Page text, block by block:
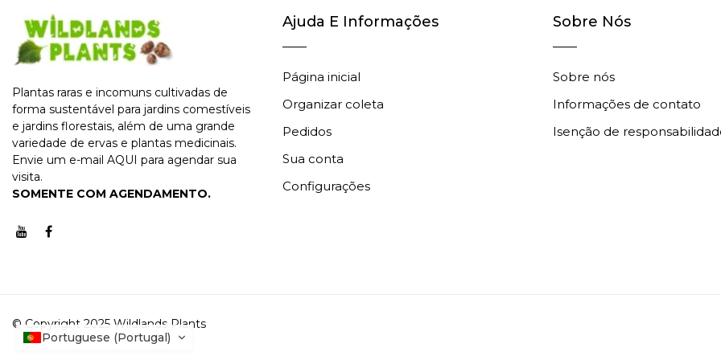
Plantas raras e incomuns cultivadas de
forma sustentável para jardins comestíveis
e jardins florestais, além de uma grande
variedade de ervas e plantas medicinais.
Envie um e-mail AQUI para agendar sua
visita.
SOMENTE COM AGENDAMENTO.
Ajuda E Informações
Página inicial
Organizar coleta
Pedidos
Sua conta
Configurações
Sobre Nós
Sobre nós
Informações de contato
Isenção de
© Copyright 2025 Wildlands Plants
Portuguese (Portugal)